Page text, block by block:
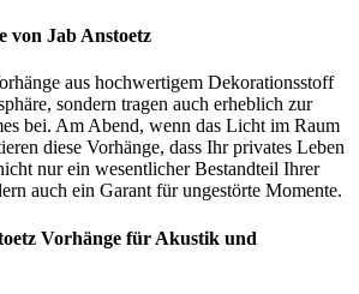
von Jab Anstoetz
aus hochwertigem Dekorationsstoff
sondern tragen auch erheblich zur
bei. Am Abend, wenn das Licht im Raum
diese Vorhänge, dass Ihr privates Leben
nur ein wesentlicher Bestandteil Ihrer
auch ein Garant für ungestörte Momente.
Vorhänge für Akustik und